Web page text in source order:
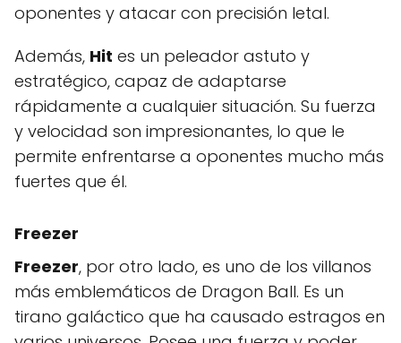
oponentes y atacar con precisión letal.
Además, Hit es un peleador astuto y
estratégico, capaz de adaptarse
rápidamente a cualquier situación. Su fuerza
y velocidad son impresionantes, lo que le
permite enfrentarse a oponentes mucho más
fuertes que él.
Freezer
Freezer, por otro lado, es uno de los villanos
más emblemáticos de Dragon Ball. Es un
tirano galáctico que ha causado estragos en